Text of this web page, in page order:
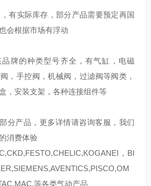
有实际库存，部分产品需要预定再国
会根据市场有浮动
牌的种类型号齐全，有气缸，电磁
，手控阀，机械阀，过滤阀等阀类，
，安装支架，各种连接组件等
分产品，更多详情请咨询客服，我们
消费体验
，BI
等各类气动产品